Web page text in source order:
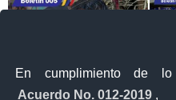
En cumplimiento de
Acuerdo No. 012-2019 ,